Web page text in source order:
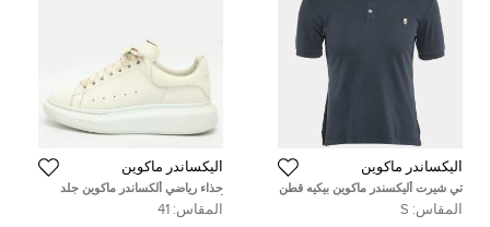
أليكساندر ماكوين
تي شيرت أليكسندر ماكوين بيكيه قطن
رمادي مقاس صغير - سمول
المقاس: S
أليكساندر ماكوين
حذاء رياضي ألكساندر ماكوين جلد
أبيض / ذهبي كبير الحجم مقاس 35.5
المقاس: 41